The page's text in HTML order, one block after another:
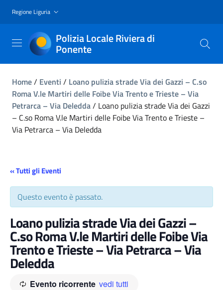
Regione Liguria
Polizia Locale Riviera di
Ponente
Home/ Eventi / Loano pulizia strade Via dei Gazzi – C.so
Roma V.le Martiri delle Foibe Via Trento e Trieste – Via
Petrarca – Via Deledda/ Loano pulizia strade Via dei Gazzi
– C.so Roma V.le Martiri delle Foibe Via Trento e Trieste –
Via Petrarca – Via Deledda
« Tutti gli Eventi
Questo evento è passato.
Loano pulizia strade Via dei Gazzi –
C.so Roma V.le Martiri delle Foibe Via
Trento e Trieste – Via Petrarca – Via
Deledda
Evento ricorrente vedi tutti